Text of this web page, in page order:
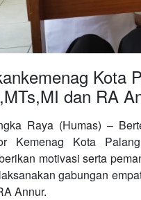
Kota
dan RA
Raya (Humas) –
Kemenag Kota
motivasi serta
gabungan
Annur.